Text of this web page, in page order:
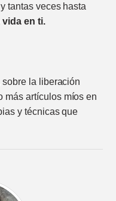
tantas veces hasta
en ti.
la liberación
más artículos míos en
y técnicas que